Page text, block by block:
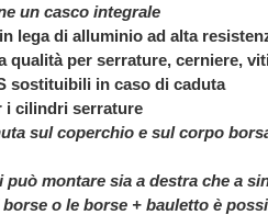
un casco integrale
lega di alluminio ad alta
qualità per serrature, cerniere,
sostituibili in caso di caduta
i cilindri serrature
sul coperchio e sul corpo
può montare sia a destra che a
o le borse + bauletto è